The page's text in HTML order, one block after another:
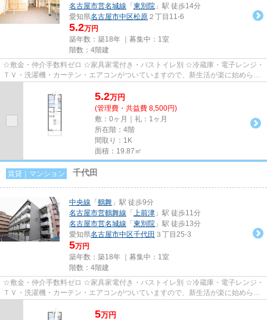
名古屋市営名城線 「 東別院 」駅 徒歩14分
愛知県名古屋市中区松原 ２丁目11-6
5.2万円
築年数：築18年 ｜募集中： 1室
階数：4階建
☆敷金・仲介手数料ゼロ ☆家具家電付き・バストイレ別 ☆冷蔵庫・電子レンジ・
ＴＶ・洗濯機・カーテン・エアコンがついていますので、新生活が楽に始められ
5.2万円
(管理費・共益費 8,500円)
敷：0ヶ月｜礼：1ヶ月
所在階：4階
間取り：1K
面積：19.87㎡
賃貸｜マンション 千代田
中央線 「 鶴舞 」駅 徒歩9分
名古屋市営鶴舞線 「 上前津 」駅 徒歩11分
名古屋市営名城線 「 東別院 」駅 徒歩13分
愛知県名古屋市中区千代田 ３丁目25-3
5万円
築年数：築18年 ｜募集中： 1室
階数：4階建
☆敷金・仲介手数料ゼロ ☆家具家電付き・バストイレ別 ☆冷蔵庫・電子レンジ・
ＴＶ・洗濯機・カーテン・エアコンがついていますので、新生活が楽に始められ
5万円